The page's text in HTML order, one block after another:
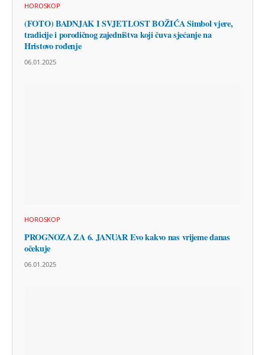
HOROSKOP
(FOTO) BADNJAK I SVJETLOST BOŽIĆA Simbol vjere,
tradicije i porodičnog zajedništva koji čuva sjećanje na
Hristovo rođenje
06.01.2025
HOROSKOP
PROGNOZA ZA 6. JANUAR Evo kakvo nas vrijeme danas
očekuje
06.01.2025